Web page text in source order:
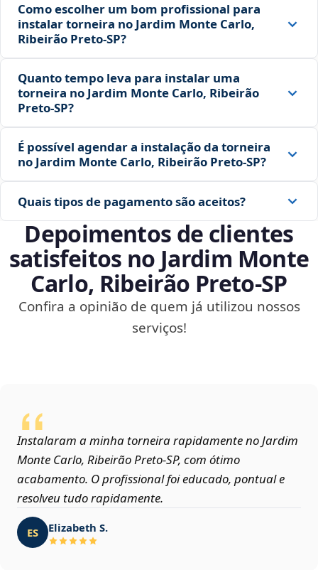
Como escolher um bom profissional para
instalar torneira no Jardim Monte Carlo,
Ribeirão Preto‑SP?
Quanto tempo leva para instalar uma
torneira no Jardim Monte Carlo, Ribeirão
Preto‑SP?
É possível agendar a instalação da torneira
no Jardim Monte Carlo, Ribeirão Preto‑SP?
Quais tipos de pagamento são aceitos?
Depoimentos de clientes
satisfeitos no Jardim Monte
Carlo, Ribeirão Preto‑SP
Confira a opinião de quem já utilizou nossos
serviços!
Instalaram a minha torneira rapidamente no Jardim
Monte Carlo, Ribeirão Preto‑SP, com ótimo
acabamento. O profissional foi educado, pontual e
resolveu tudo rapidamente.
ES Elizabeth S.